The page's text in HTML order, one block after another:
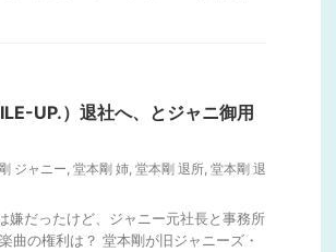
UP.）退社へ、とジャニ御用
ジャニー, 堂本剛 姉, 堂本剛 退所, 堂本剛 退
嫌だったけど、ジャニー元社長と事務所
曲の権利は？ 堂本剛が旧ジャニーズ・